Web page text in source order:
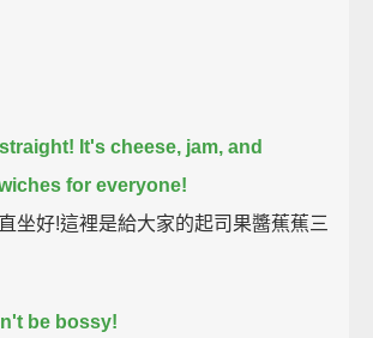
It's cheese, jam, and
for everyone!
坐好!這裡是給大家的起司果醬蕉蕉三
be bossy!